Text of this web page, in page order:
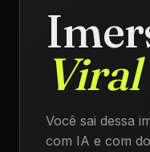
Viral
Você sai dessa
com IA e com